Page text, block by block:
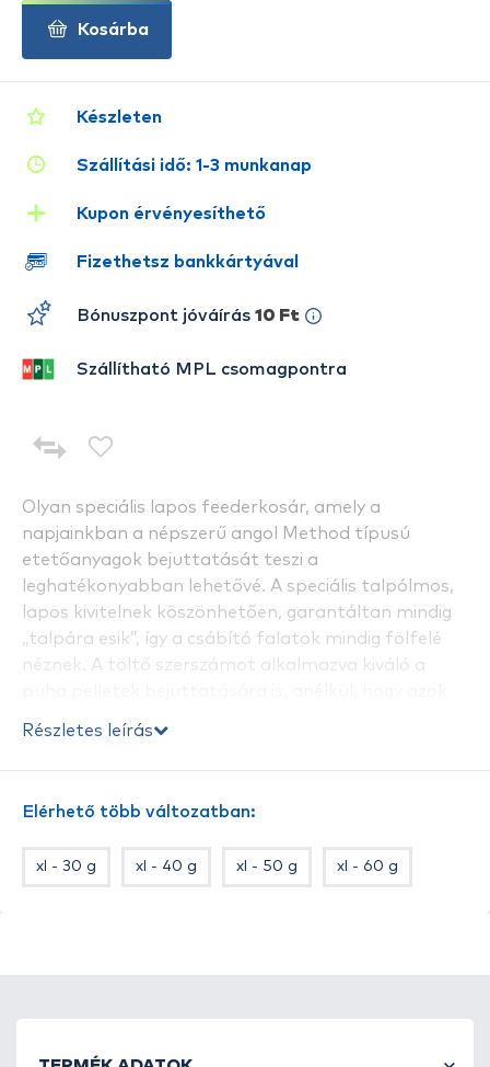
Olyan speciális lapos feederkosár, amely a
napjainkban a népszerű angol Method típusú
etetőanyagok bejuttatását teszi a
leghatékonyabban lehetővé. A speciális talpólmos,
lapos kivitelnek köszönhetően, garantáltan mindig
„talpára esik”, így a csábító falatok mindig fölfelé
néznek. A töltő szerszámot alkalmazva kiváló a
Részletes leírás
Elérhető több változatban:
xl - 30 g xl - 40 g xl - 50 g xl - 60 g
Készleten
Szállítási idő: 1-3 munkanap
Kupon érvényesíthető
Fizethetsz bankkártyával
Bónuszpont jóváírás 10 Ft
Szállítható MPL csomagpontra
Kosárba